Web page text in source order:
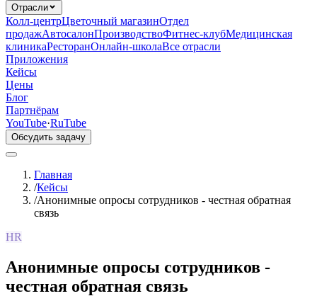
Отрасли
Колл-центрЦветочный магазинОтдел
продажАвтосалонПроизводствоФитнес-клубМедицинская
клиникаРесторанОнлайн-школаВсе отрасли
Приложения
Кейсы
Цены
Блог
Партнёрам
YouTube·RuTube
Обсудить задачу
Главная
/Кейсы
/Анонимные опросы сотрудников - честная обратная
связь
HR
Анонимные опросы сотрудников -
честная обратная связь